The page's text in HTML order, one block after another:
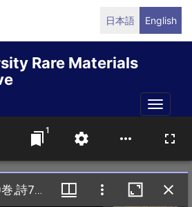
日本語 English
Rare Materials
Toggle